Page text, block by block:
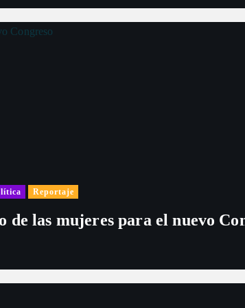
Reportaje
las mujeres para el nuevo